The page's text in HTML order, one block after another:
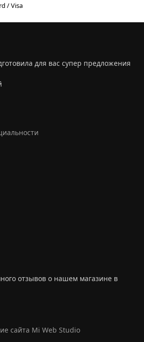
/ Visa
для вас супер предложения
отзывов о нашем магазине в
сайта Mi Web Studio